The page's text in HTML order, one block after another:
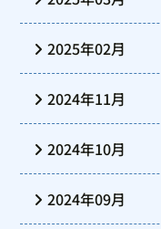
2025年02月
2024年11月
2024年10月
2024年09月